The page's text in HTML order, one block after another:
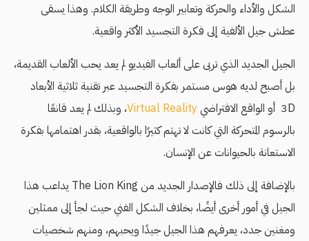
الشكل والأداء والحركة وتعابير الوجه وطريقة الكلام. وهذا يسقى
عطش جيل الألفية إلى فكرة التجسيد الأكثر واقعية.
الجيل الجديد الذي تربى على ألعاب الفيديو لم يعد يحب الألعاب القديمة،
بل أصبح لديه هوس مستمر بفكرة التجسيد عبر تقنية ثلاثية الأبعاد
3D أو الواقع الافتراضي
، وبذلك لم يعد قانعًا
بالرسوم المتحركة التي كانت لا تهتم كثيرًا بالواقعية، بقدر اهتمامها بفكرة
الاستعانة بالحيوانات عن الإنسان.
بالإضافة إلى ذلك فاﻹصدار الجديد من The Lion King يداعب هذا
الجيل في أمور أخرى أيضًا، بخلاف الشكل الفني حيث لجأ إلى ممثلين
ومغنين جدد، يعرفهم هذا الجيل جيدًا ويحبهم، ومنهم شخصيات